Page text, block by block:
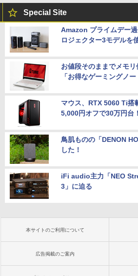
Special Site
Amazon プライムデー
ロジェクター3モデルを
お値段そのままでメモ
「お得なゲーミングノー
マウス、RTX 5060 Ti搭
5,000円オフで30万円台！
鳥肌ものの「DENON
した！
iFi audio主力「NEO
3」に迫る
本サイトのご利用について
広告掲載のご案内